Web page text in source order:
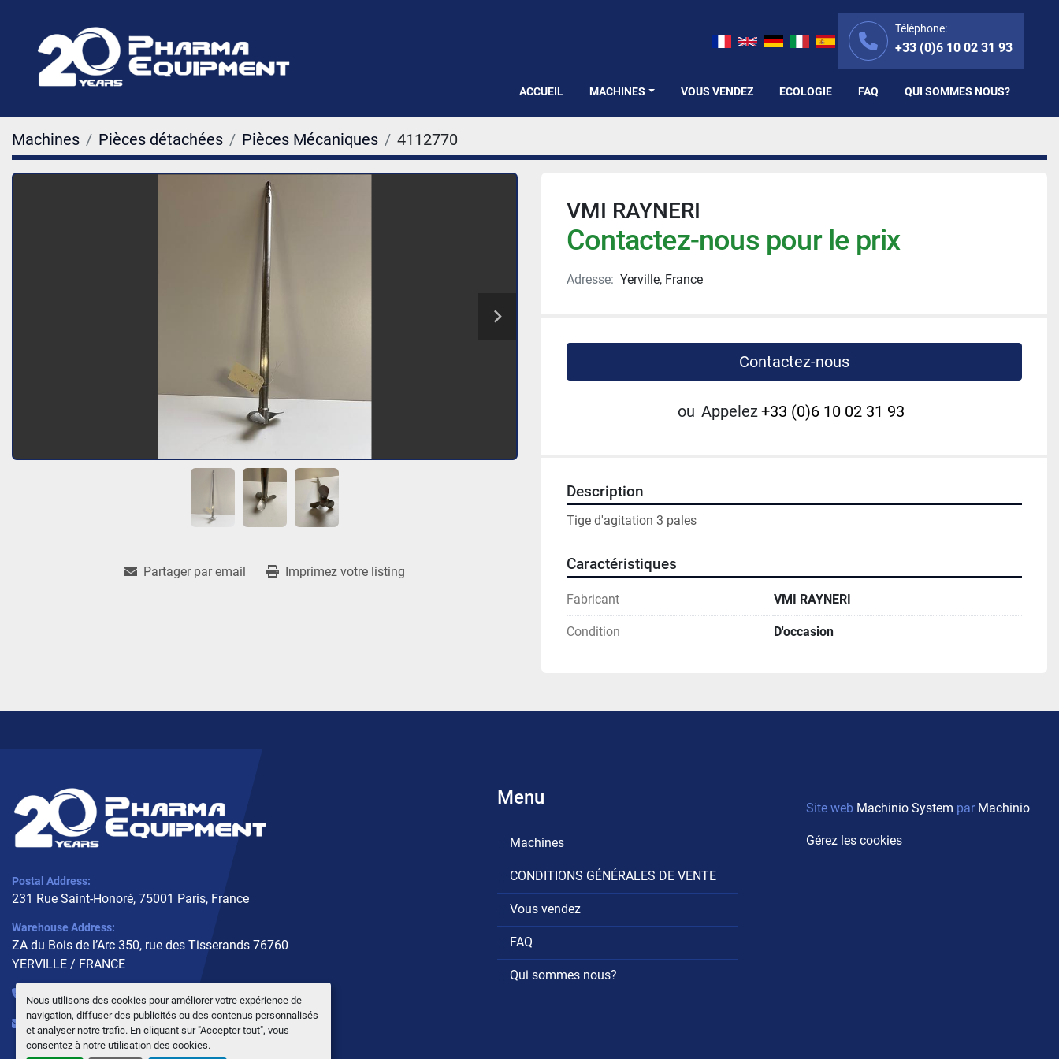
Nous utilisons des cookies pour améliorer votre expérience de
navigation, diffuser des publicités ou des contenus personnalisés
et analyser notre trafic. En cliquant sur "Accepter tout", vous
consentez à notre utilisation des cookies.
Téléphone:
+33 (0)6 10 02 31 93
ACCUEIL MACHINES VOUS VENDEZ ECOLOGIE FAQ QUI SOMMES NOUS?
Machines Pièces détachées Pièces Mécaniques 4112770
Partager par email Imprimez votre listing
VMI RAYNERI
Contactez-nous pour le prix
Adresse: Yerville, France
Contactez-nous
ou Appelez+33 (0)6 10 02 31 93
Description
Tige d'agitation 3 pales
Caractéristiques
Fabricant VMI RAYNERI
Condition D'occasion
Postal Address:
231 Rue Saint-Honoré, 75001 Paris, France
Warehouse Address:
ZA du Bois de l’Arc 350, rue des Tisserands 76760
YERVILLE / FRANCE
+33 (0)6 10 02 31 93
info@pharmaequipment.fr
Menu
Machines
CONDITIONS GÉNÉRALES DE VENTE
Vous vendez
FAQ
Qui sommes nous?
Site web Machinio System par Machinio
Gérez les cookies